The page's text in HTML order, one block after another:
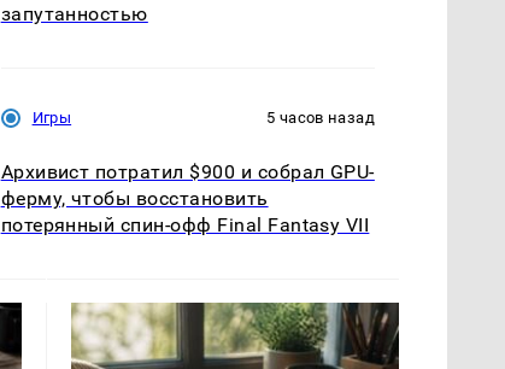
запутанностью
Игры 5 часов назад
Архивист потратил $900 и собрал GPU-
ферму, чтобы восстановить
потерянный спин-офф Final Fantasy VII